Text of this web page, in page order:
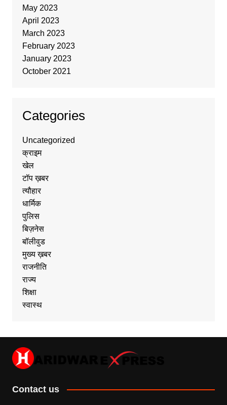
May 2023
April 2023
March 2023
February 2023
January 2023
October 2021
Categories
Uncategorized
क्राइम
खेल
टॉप ख़बर
त्यौहार
धार्मिक
पुलिस
बिज़नेस
बॉलीवुड
मुख्य ख़बर
राजनीति
राज्य
शिक्षा
स्वास्थ
Contact us